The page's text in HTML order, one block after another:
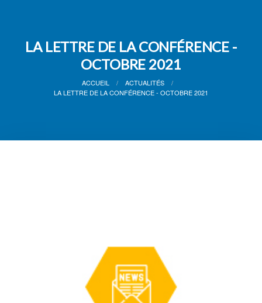
LA LETTRE DE LA CONFÉRENCE -
OCTOBRE 2021
ACCUEIL
ACTUALITÉS
LA LETTRE DE LA CONFÉRENCE - OCTOBRE 2021